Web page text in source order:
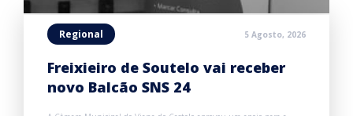
Regional 5 Agosto, 2026
Freixieiro de Soutelo vai receber
novo Balcão SNS 24